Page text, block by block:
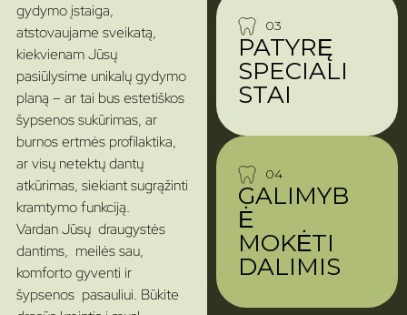
gydymo įstaiga,
atstovaujame sveikatą,
kiekvienam Jūsų
pasiūlysime unikalų gydymo
planą – ar tai bus estetiškos
šypsenos sukūrimas, ar
burnos ertmės profilaktika,
ar visų netektų dantų
atkūrimas, siekiant sugrąžinti
kramtymo funkciją.
Vardan Jūsų draugystės
dantims, meilės sau,
komforto gyventi ir
šypsenos pasauliui. Būkite
03
PATYRĘ
SPECIALI
STAI
04
GALIMYB
Ė
MOKĖTI
DALIMIS